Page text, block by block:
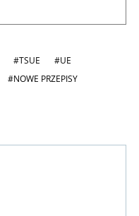
#TSUE
#UE
#NOWE PRZEPISY